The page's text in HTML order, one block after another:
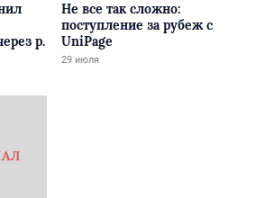
р.
Не все так сложно:
поступление за рубеж с
UniPage
29 июля